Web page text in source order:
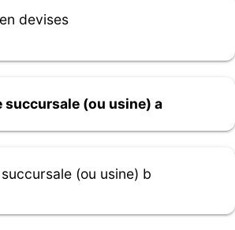
devises
(ou usine) a
(ou usine) b